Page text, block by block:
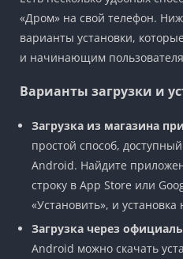
«Дром» на свой телефон.
варианты установки,
и начинающим
Варианты загрузки и
Загрузка из магазина
простой способ,
Android. Найдите
строку в App Store или
«Установить», и
Загрузка через
Android можно скачать